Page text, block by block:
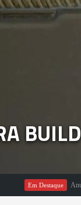
BUILD
Em Destaque Anuncio